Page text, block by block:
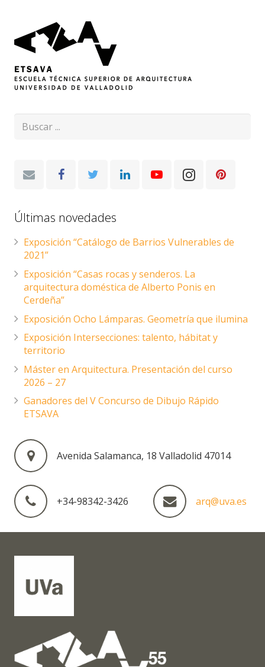
Últimas novedades
Exposición “Catálogo de Barrios Vulnerables de
2021”
Exposición “Casas rocas y senderos. La
arquitectura doméstica de Alberto Ponis en
Cerdeña”
Exposición Ocho Lámparas. Geometría que ilumina
Exposición Intersecciones: talento, hábitat y
territorio
Máster en Arquitectura. Presentación del curso
2026 – 27
Ganadores del V Concurso de Dibujo Rápido
ETSAVA
Avenida Salamanca, 18 Valladolid 47014
+34-98342-3426 arq@uva.es